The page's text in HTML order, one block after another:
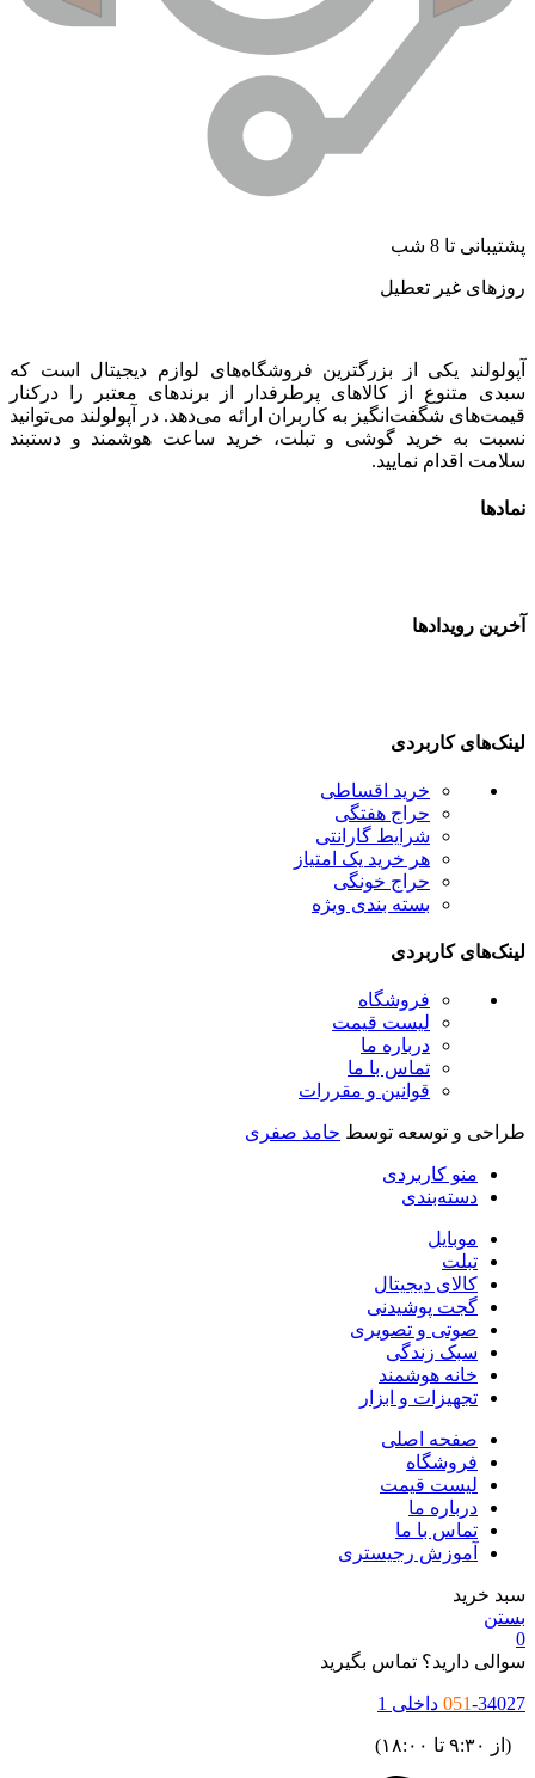
پشتیبانی تا 8 شب
روزهای غیر تعطیل
آپولولند یکی از بزرگترین فروشگاه‌های لوازم دیجیتال است که
سبدی متنوع از کالاهای پرطرفدار از برندهای معتبر را درکنار
قیمت‌های شگفت‌انگیز به کاربران ارائه می‌دهد. در آپولولند می‌توانید
نسبت به خرید گوشی و تبلت، خرید ساعت هوشمند و دستبند
سلامت اقدام نمایید.
نمادها
آخرین رویدادها
لینک‌های کاربردی
خرید اقساطی
حراج هفتگی
شرایط گارانتی
هر خرید یک امتیاز
حراج خونگی
بسته بندی ویژه
لینک‌های کاربردی
فروشگاه
لیست قیمت
درباره ما
تماس با ما
قوانین و مقررات
طراحی و توسعه توسط حامد صفری
منو کاربردی
دسته‌بندی
موبایل
تبلت
کالای دیجیتال
گجت پوشیدنی
صوتی و تصویری
سبک زندگی
خانه هوشمند
تجهیزات و ابزار
صفحه اصلی
فروشگاه
لیست قیمت
درباره ما
تماس با ما
آموزش رجیستری
سبد خرید
بستن
0
سوالی دارید؟ تماس بگیرید
051-34027 داخلی 1
(از ۹:۳۰ تا ۱۸:۰۰)